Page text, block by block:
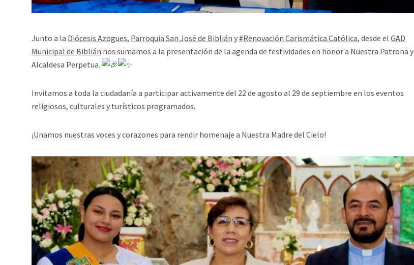
Junto a la Diócesis Azogues, Parroquia San José de Biblián y#Renovación Carismática Católica, desde el GAD
Municipal de Biblián nos sumamos a la presentación de la agenda de festividades en honor a Nuestra Patrona y
Alcaldesa Perpetua.
Invitamos a toda la ciudadanía a participar activamente del 22 de agosto al 29 de septiembre en los eventos
religiosos, culturales y turísticos programados.
¡Unamos nuestras voces y corazones para rendir homenaje a Nuestra Madre del Cielo!